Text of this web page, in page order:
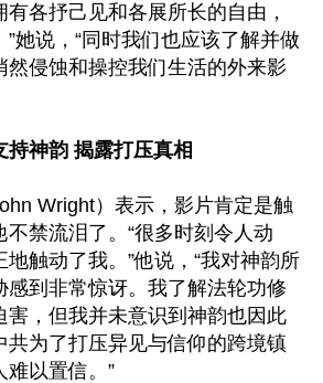
各抒己见和各展所长的自由，
她说，“同时我们也应该了解并做
然侵蚀和操控我们生活的外来影
持神韵 揭露打压真相
Wright）表示，影片肯定是触
禁流泪了。“很多时刻令人动
触动了我。”他说，“我对神韵所
感到非常惊讶。我了解法轮功修
害，但我并未意识到神韵也因此
共为了打压异见与信仰的跨境镇
难以置信。”